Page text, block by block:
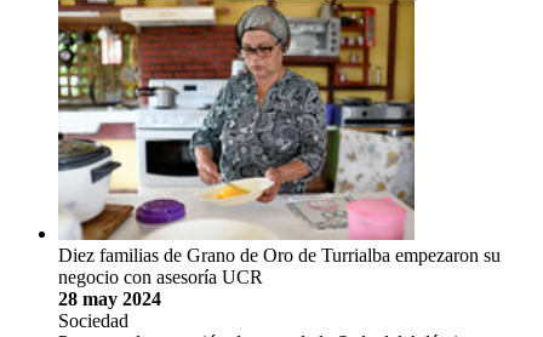
Diez familias de Grano de Oro de Turrialba empezaron su
negocio con asesoría UCR
28 may 2024
Sociedad